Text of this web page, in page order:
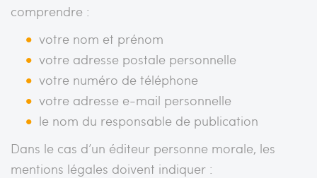
comprendre :
votre nom et prénom
votre adresse postale personnelle
votre numéro de téléphone
votre adresse e-mail personnelle
le nom du responsable de publication
Dans le cas d’un éditeur personne morale, les
mentions légales doivent indiquer :